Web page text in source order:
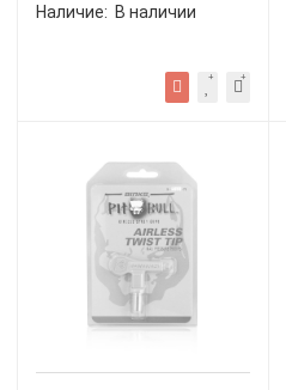
Наличие: В наличии